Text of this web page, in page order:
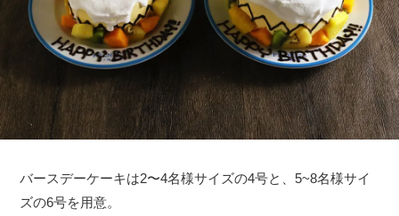
バースデーケーキは2〜4名様サイズの4号と、5~8名様サイ
ズの6号を用意。